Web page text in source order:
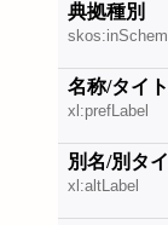
典拠種別
名称/タイ
xl:prefLabel
別名/別タ
xl:altLabel